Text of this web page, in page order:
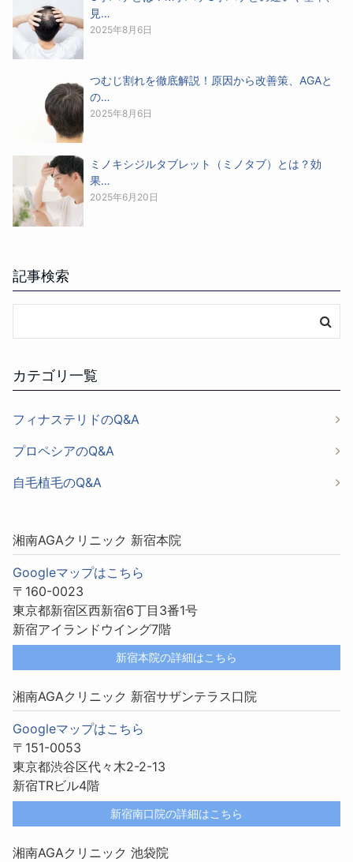
見…
2025年8月6日
つむじ割れを徹底解説！原因から改善策、AGAと
の…
2025年8月6日
ミノキシジルタブレット（ミノタブ）とは？効
果…
2025年6月20日
記事検索
カテゴリ一覧
フィナステリドのQ&A
プロペシアのQ&A
自毛植毛のQ&A
湘南AGAクリニック 新宿本院
Googleマップはこちら
〒160-0023
東京都新宿区西新宿6丁目3番1号
新宿アイランドウイング7階
新宿本院の詳細はこちら
湘南AGAクリニック 新宿サザンテラス口院
Googleマップはこちら
〒151-0053
東京都渋谷区代々木2-2-13
新宿TRビル4階
新宿南口院の詳細はこちら
湘南AGAクリニック 池袋院